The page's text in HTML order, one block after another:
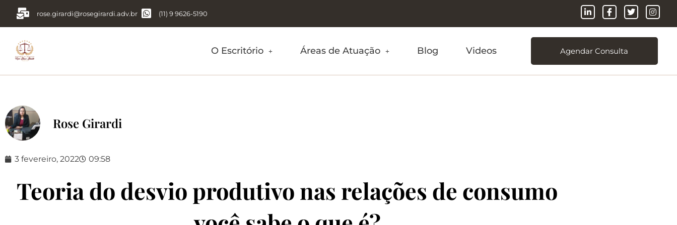
rose.girardi@rosegirardi.adv.br (11) 9 9626-5190
O Escritório Áreas de Atuação Blog Videos Agendar Consulta
Rose Girardi
3 fevereiro, 2022 09:58
Teoria do desvio produtivo nas relações de consumo